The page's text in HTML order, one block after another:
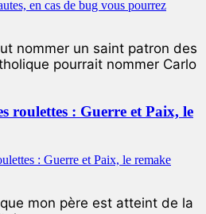
nommer un saint patron des
pourrait nommer Carlo
roulettes : Guerre et Paix, le
mon père est atteint de la